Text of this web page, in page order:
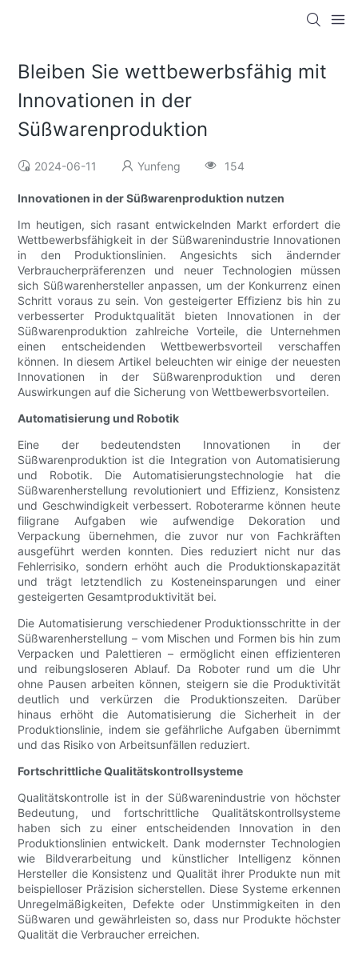
Bleiben Sie wettbewerbsfähig mit
Innovationen in der
Süßwarenproduktion
2024-06-11 Yunfeng 154
Innovationen in der Süßwarenproduktion nutzen
Im heutigen, sich rasant entwickelnden Markt erfordert die
Wettbewerbsfähigkeit in der Süßwarenindustrie Innovationen
in den Produktionslinien. Angesichts sich ändernder
Verbraucherpräferenzen und neuer Technologien müssen
sich Süßwarenhersteller anpassen, um der Konkurrenz einen
Schritt voraus zu sein. Von gesteigerter Effizienz bis hin zu
verbesserter Produktqualität bieten Innovationen in der
Süßwarenproduktion zahlreiche Vorteile, die Unternehmen
einen entscheidenden Wettbewerbsvorteil verschaffen
können. In diesem Artikel beleuchten wir einige der neuesten
Innovationen in der Süßwarenproduktion und deren
Auswirkungen auf die Sicherung von Wettbewerbsvorteilen.
Automatisierung und Robotik
Eine der bedeutendsten Innovationen in der
Süßwarenproduktion ist die Integration von Automatisierung
und Robotik. Die Automatisierungstechnologie hat die
Süßwarenherstellung revolutioniert und Effizienz, Konsistenz
und Geschwindigkeit verbessert. Roboterarme können heute
filigrane Aufgaben wie aufwendige Dekoration und
Verpackung übernehmen, die zuvor nur von Fachkräften
ausgeführt werden konnten. Dies reduziert nicht nur das
Fehlerrisiko, sondern erhöht auch die Produktionskapazität
und trägt letztendlich zu Kosteneinsparungen und einer
gesteigerten Gesamtproduktivität bei.
Die Automatisierung verschiedener Produktionsschritte in der
Süßwarenherstellung – vom Mischen und Formen bis hin zum
Verpacken und Palettieren – ermöglicht einen effizienteren
und reibungsloseren Ablauf. Da Roboter rund um die Uhr
ohne Pausen arbeiten können, steigern sie die Produktivität
deutlich und verkürzen die Produktionszeiten. Darüber
hinaus erhöht die Automatisierung die Sicherheit in der
Produktionslinie, indem sie gefährliche Aufgaben übernimmt
und das Risiko von Arbeitsunfällen reduziert.
Fortschrittliche Qualitätskontrollsysteme
Qualitätskontrolle ist in der Süßwarenindustrie von höchster
Bedeutung, und fortschrittliche Qualitätskontrollsysteme
haben sich zu einer entscheidenden Innovation in den
Produktionslinien entwickelt. Dank modernster Technologien
wie Bildverarbeitung und künstlicher Intelligenz können
Hersteller die Konsistenz und Qualität ihrer Produkte nun mit
beispielloser Präzision sicherstellen. Diese Systeme erkennen
Unregelmäßigkeiten, Defekte oder Unstimmigkeiten in den
Süßwaren und gewährleisten so, dass nur Produkte höchster
Qualität die Verbraucher erreichen.